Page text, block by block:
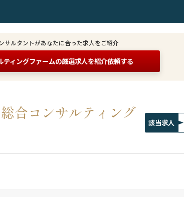
サルタントがあなたに合った求人をご紹介
ティングファームの厳選求人を紹介依頼する
合コンサルティング
該当求人